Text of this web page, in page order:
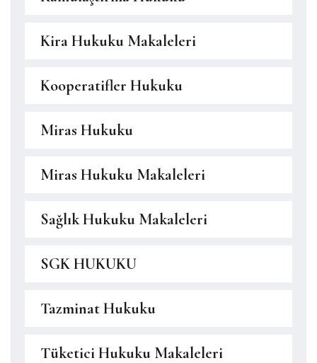
Kira Hukuku Makaleleri
Kooperatifler Hukuku
Miras Hukuku
Miras Hukuku Makaleleri
Sağlık Hukuku Makaleleri
SGK HUKUKU
Tazminat Hukuku
Tüketici Hukuku Makaleleri